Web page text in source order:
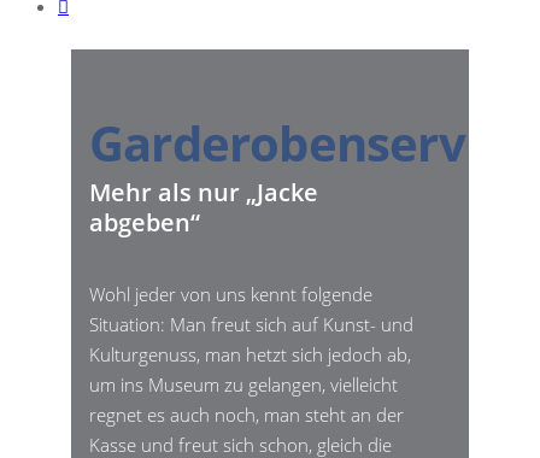
Garderobenservice
Mehr als nur „Jacke
abgeben“
Wohl jeder von uns kennt folgende
Situation: Man freut sich auf Kunst- und
Kulturgenuss, man hetzt sich jedoch ab,
um ins Museum zu gelangen, vielleicht
regnet es auch noch, man steht an der
Kasse und freut sich schon, gleich die